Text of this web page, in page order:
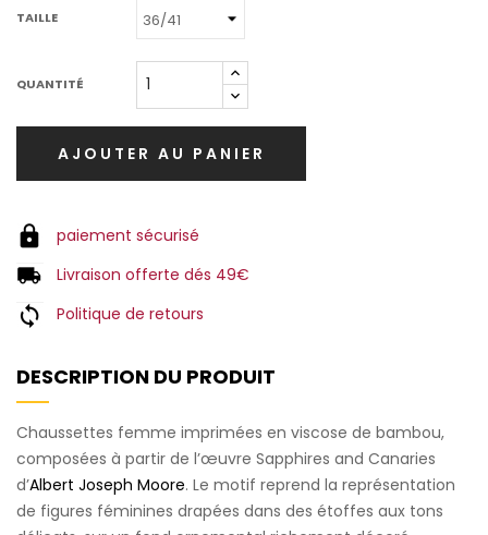
TAILLE
QUANTITÉ
AJOUTER AU PANIER
paiement sécurisé
Livraison offerte dés 49€
Politique de retours
DESCRIPTION DU PRODUIT
Chaussettes femme imprimées en viscose de bambou,
composées à partir de l’œuvre Sapphires and Canaries
d’Albert Joseph Moore. Le motif reprend la représentation
de figures féminines drapées dans des étoffes aux tons